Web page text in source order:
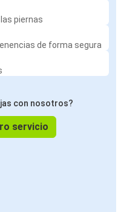
piernas
de forma segura
con nosotros?
servicio